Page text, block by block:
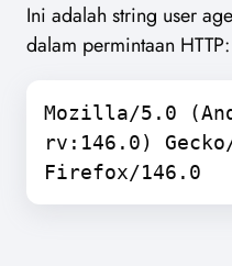
Ini adalah string user
dalam permintaan HTTP:
Mozilla/5.0
rv:146.0)
Firefox/146.0